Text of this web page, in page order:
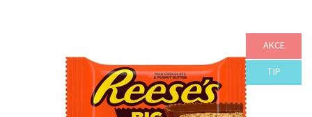
AKCE
TIP
Reese's košíčky z mléčné čokolády plněné arašídovým máslem -
Dostupnost:
Skladem